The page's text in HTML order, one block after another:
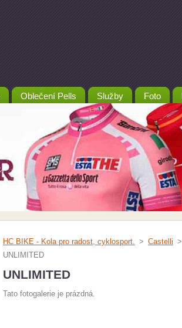
Oblečení Pells Služby Foto
HC BIKE - Kola pro radost, cyklosport. > Castelli >
UNLIMITED
UNLIMITED
Tato fotogalerie je prázdná.